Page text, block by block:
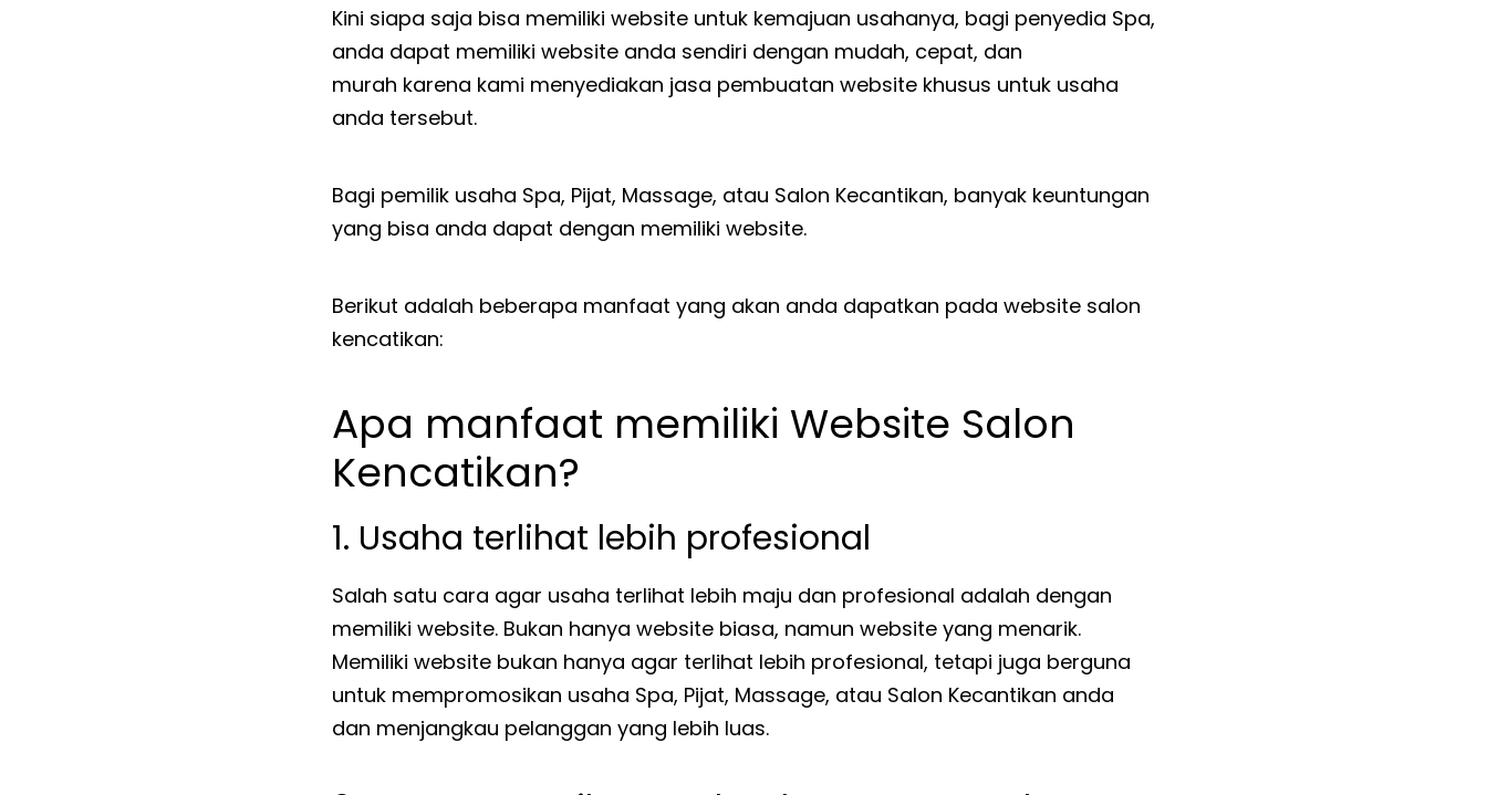
Kini siapa saja bisa memiliki website untuk kemajuan usahanya, bagi penyedia Spa,
anda dapat memiliki website anda sendiri dengan mudah, cepat, dan
murah karena kami menyediakan jasa pembuatan website khusus untuk usaha
anda tersebut.
Bagi pemilik usaha Spa, Pijat, Massage, atau Salon Kecantikan, banyak keuntungan
yang bisa anda dapat dengan memiliki website.
Berikut adalah beberapa manfaat yang akan anda dapatkan pada website salon
kencatikan:
Apa manfaat memiliki Website Salon
Kencatikan?
1. Usaha terlihat lebih profesional
Salah satu cara agar usaha terlihat lebih maju dan profesional adalah dengan
memiliki website. Bukan hanya website biasa, namun website yang menarik.
Memiliki website bukan hanya agar terlihat lebih profesional, tetapi juga berguna
untuk mempromosikan usaha Spa, Pijat, Massage, atau Salon Kecantikan anda
dan menjangkau pelanggan yang lebih luas.